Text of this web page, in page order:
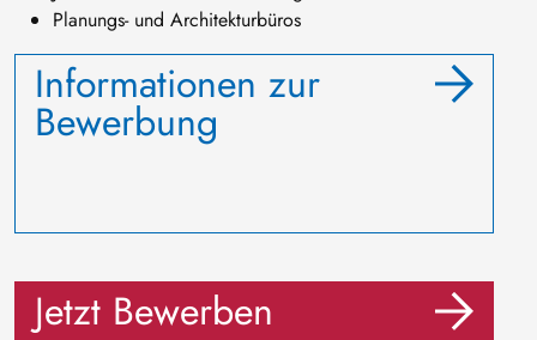
Planungs- und Architekturbüros
Informationen zur
Bewerbung
Jetzt Bewerben